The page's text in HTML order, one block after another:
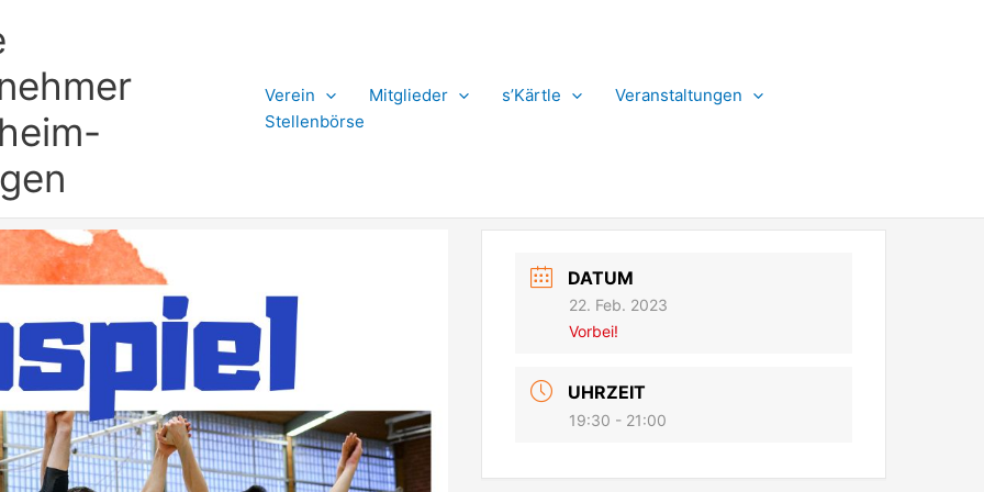
Verein Mitglieder s’Kärtle
Veranstaltungen
Stellenbörse
DATUM
22. Feb. 2023
Vorbei!
UHRZEIT
19:30 - 21:00